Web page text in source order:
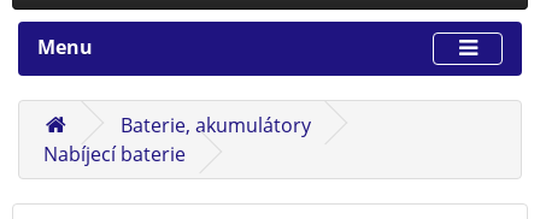
Menu
Baterie, akumulátory
Nabíjecí baterie